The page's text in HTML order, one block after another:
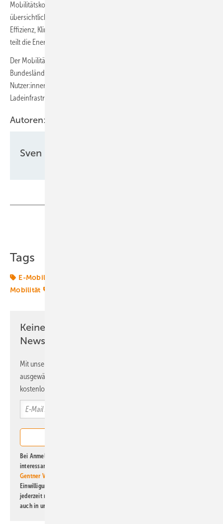
Mobilitätskompass biete die Plattform einen breiten, zugleich
übersichtlichen und niedrigschwelligen Einstieg auf dem Weg zu mehr
Effizienz, Klimaschutz und Zukunftsfähigkeit in der Mobilität vor Ort,
teilt die Energie- und Klimaschutzagentur mit.
Der Mobilitätskompass steht Anwender:innen aus den fünf
Bundesländern kostenfrei zur Verfügung. Dazu müssen sich die
Nutzer:innen neu registrieren und können mit der Planung ihrer
Ladeinfrastruktur loslegen.
Autoren:
Sven Ullrich
Tags
E-Mobilität
Mobilität
Keine Zeit? Kein Problem mit dem ERE
Newsletter!
Mit unserem Newsletter erhalten Sie regelmäßig von uns
ausgewählte Informationen und Neuigkeiten, gebündelt und
kostenlos direkt ins Postfach.
Bei Anmeldung zu diesem Newsletter bin ich damit einverstanden, über
interessante Verlags- und Online-Angebote
Gentner Verlag GmbH & Co. KG
Einwilligung kann ich jederzeit widerrufen und eine Abmeldung ist
jederzeit möglich. Informationen zum Umgang mit Daten finden Sie
auch in unserer